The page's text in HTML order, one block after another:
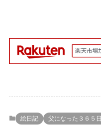
絵日記 父になった３６５日